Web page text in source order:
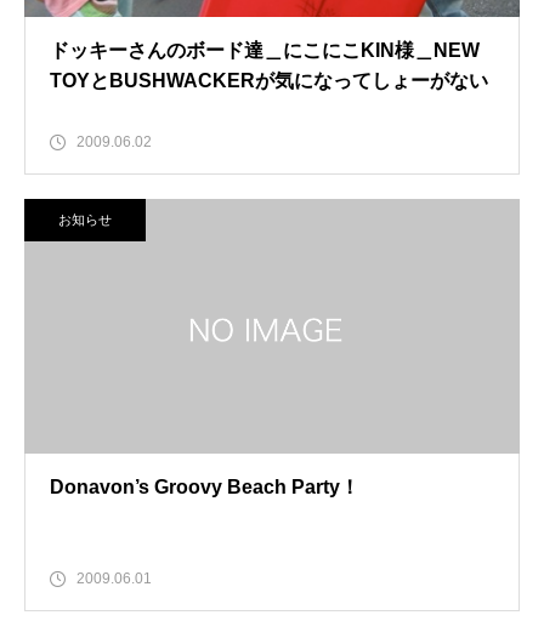
ドッキーさんのボード達＿にこにこKIN様＿NEW
TOYとBUSHWACKERが気になってしょーがない
2009.06.02
お知らせ
Donavon’s Groovy Beach Party！
2009.06.01